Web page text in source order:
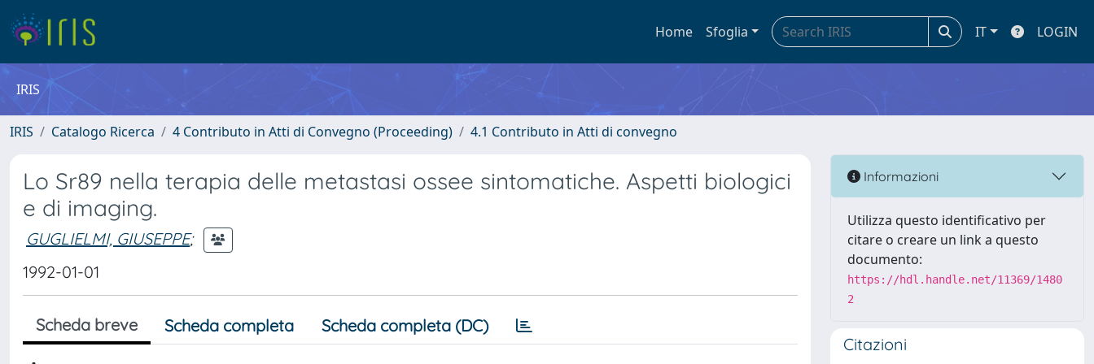
Home Sfoglia IT LOGIN
IRIS
IRIS Catalogo Ricerca 4 Contributo in Atti di Convegno (Proceeding) 4.1 Contributo in Atti di convegno
Lo Sr89 nella terapia delle metastasi ossee sintomatiche. Aspetti biologici
e di imaging.
GUGLIELMI, GIUSEPPE;
1992-01-01
Scheda breve Scheda completa Scheda completa (DC)
Informazioni
Utilizza questo identificativo per
citare o creare un link a questo
documento:
https://hdl.handle.net/11369/1480
2
Citazioni